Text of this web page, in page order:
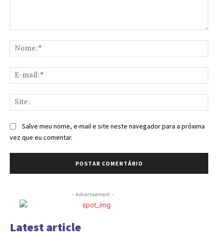
Salve meu nome, e-mail e site neste navegador para a próxima
vez que eu comentar.
- Advertisement -
Latest article